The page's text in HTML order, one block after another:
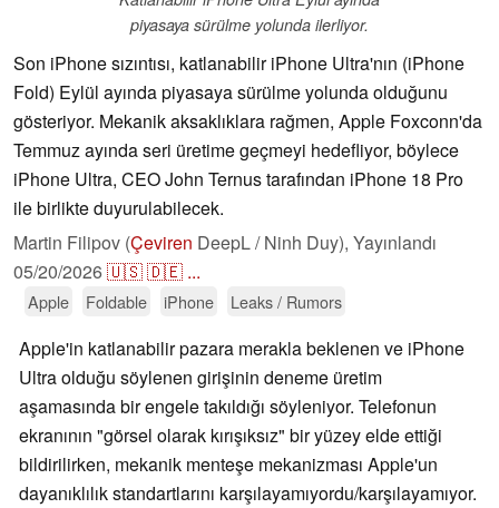
piyasaya sürülme yolunda ilerliyor.
Son iPhone sızıntısı, katlanabilir iPhone Ultra'nın (iPhone
Fold) Eylül ayında piyasaya sürülme yolunda olduğunu
gösteriyor. Mekanik aksaklıklara rağmen, Apple Foxconn'da
Temmuz ayında seri üretime geçmeyi hedefliyor, böylece
iPhone Ultra, CEO John Ternus tarafından iPhone 18 Pro
ile birlikte duyurulabilecek.
Martin Filipov (Çeviren DeepL / Ninh Duy), Yayınlandı
05/20/2026🇺🇸🇩🇪 ...
Apple Foldable iPhone Leaks / Rumors
Apple'in katlanabilir pazara merakla beklenen ve iPhone
Ultra olduğu söylenen girişinin deneme üretim
aşamasında bir engele takıldığı söyleniyor. Telefonun
ekranının "görsel olarak kırışıksız" bir yüzey elde ettiği
bildirilirken, mekanik menteşe mekanizması Apple'un
dayanıklılık standartlarını karşılayamıyordu/karşılayamıyor.